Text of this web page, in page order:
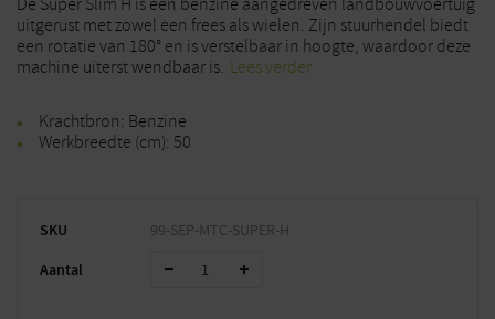
De Super Slim H is een benzine aangedreven landbouwvoertuig
uitgerust met zowel een frees als wielen. Zijn stuurhendel biedt
een rotatie van 180° en is verstelbaar in hoogte, waardoor deze
machine uiterst wendbaar is. Lees verder
Krachtbron: Benzine
Werkbreedte (cm): 50
SKU 99-SEP-MTC-SUPER-H
Aantal